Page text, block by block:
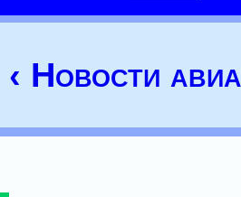
‹ Новости